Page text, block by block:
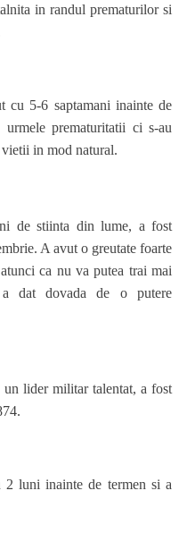
in randul prematurilor si
cu 5-6 saptamani inainte de
prematuritatii ci s-au
in mod natural.
de stiinta din lume, a fost
A avut o greutate foarte
ca nu va putea trai mai
dat dovada de o putere
lider militar talentat, a fost
2 luni inainte de termen si a